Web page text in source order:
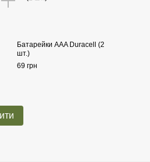
Батарейки AAA Duracell (2
шт.)
69 грн